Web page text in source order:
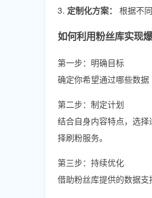
3. 定制化方案： 根据不
如何利用粉丝库实现爆
第一步：明确目标
确定你希望通过哪些数据
第二步：制定计划
结合自身内容特点，选
择刷粉服务。
第三步：持续优化
借助粉丝库提供的数据支